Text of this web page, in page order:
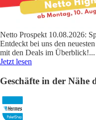
Netto Prospekt 10.08.2026:
Entdeckt bei uns den
mit den Deals im Überblick!...
Jetzt lesen
Geschäfte in der